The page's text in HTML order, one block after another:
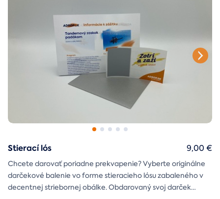
Stierací lós
Chcete darovať poriadne prekvapenie? Vyberte originálne
darčekové balenie vo forme stieracieho lósu zabaleného v
decentnej striebornej obálke. Obdarovaný svoj darček
9,00 €